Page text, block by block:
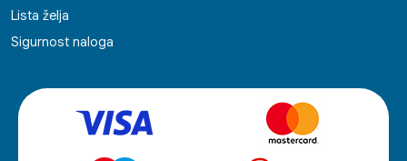
Lista želja
Sigurnost naloga